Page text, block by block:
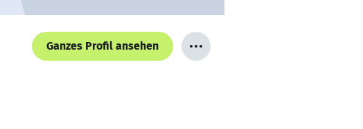
Ganzes Profil ansehen